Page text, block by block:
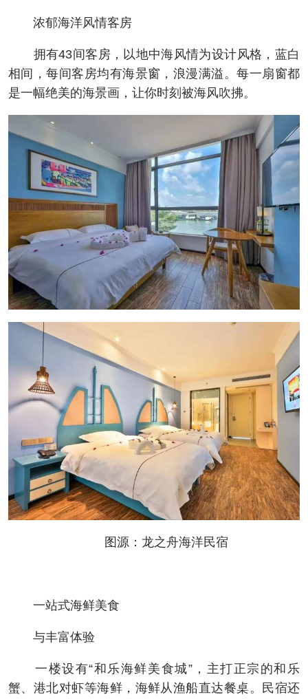
浓郁海洋风情客房
拥有43间客房，以地中海风情为设计风格，蓝白
相间，每间客房均有海景窗，浪漫满溢。每一扇窗都
是一幅绝美的海景画，让你时刻被海风吹拂。
图源：龙之舟海洋民宿
一站式海鲜美食
与丰富体验
一楼设有“和乐海鲜美食城”，主打正宗的和乐
蟹、港北对虾等海鲜，海鲜从渔船直达餐桌。民宿还